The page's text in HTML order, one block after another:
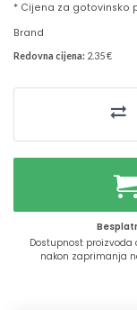
* Cijena za gotovinsko
Brand
Redovna cijena: 2.35 €
Dostupnost
nakon zaprimanja